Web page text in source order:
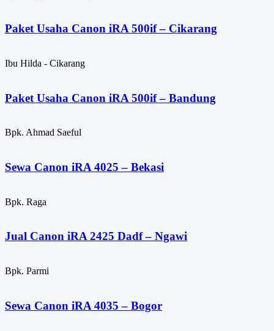
Paket Usaha Canon iRA 500if – Cikarang
Ibu Hilda - Cikarang
Paket Usaha Canon iRA 500if – Bandung
Bpk. Ahmad Saeful
Sewa Canon iRA 4025 – Bekasi
Bpk. Raga
Jual Canon iRA 2425 Dadf – Ngawi
Bpk. Parmi
Sewa Canon iRA 4035 – Bogor